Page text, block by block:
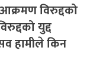
विरुद्दको
युद्द
हामीले किन